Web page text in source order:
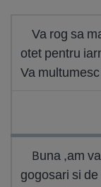
Va rog sa
otet pentru
Va
Buna ,am
gogosari si